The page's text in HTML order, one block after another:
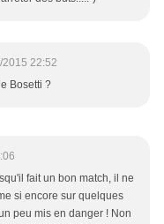
2015 22:52
Bosetti ?
fait un bon match, il ne
si encore sur quelques
peu mis en danger ! Non